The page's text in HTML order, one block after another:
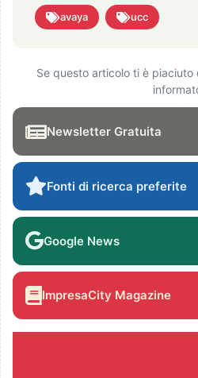
avaya ucc
Se questo articolo ti è piaciuto
Newsletter Gratuita
Fonti di ricerca preferite
Google News
ImpresaCity Magazine